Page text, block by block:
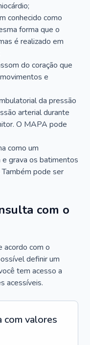
conhecido como
forma que o
é realizado em
do coração que
e
da pressão
arterial durante
O MAPA pode
como um
grava os batimentos
pode ser
com o
acordo com o
definir um
tem acesso a
acessíveis.
com valores